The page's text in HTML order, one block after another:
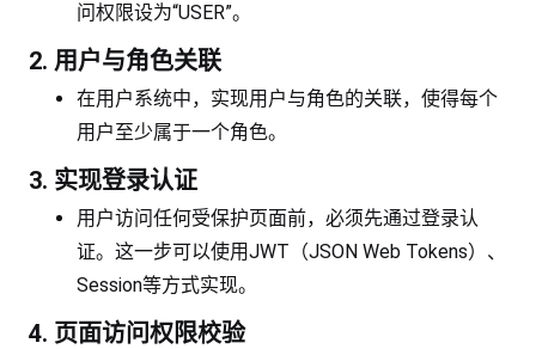
问权限设为“USER”。
2. 用户与角色关联
在用户系统中，实现用户与角色的关联，使得每个
用户至少属于一个角色。
3. 实现登录认证
用户访问任何受保护页面前，必须先通过登录认
证。这一步可以使用JWT（JSON Web Tokens）、
Session等方式实现。
4. 页面访问权限校验